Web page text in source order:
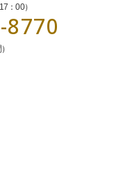
：00）
8770